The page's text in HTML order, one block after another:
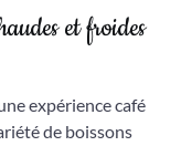
et froides
expérience café
de boissons